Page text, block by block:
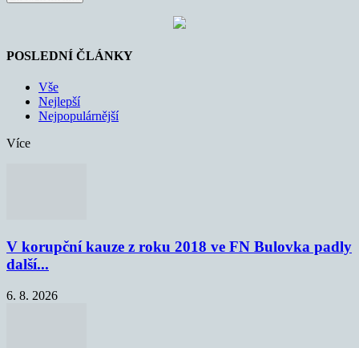
POSLEDNÍ ČLÁNKY
Vše
Nejlepší
Nejpopulárnější
Více
V korupční kauze z roku 2018 ve FN Bulovka padly
další...
6. 8. 2026